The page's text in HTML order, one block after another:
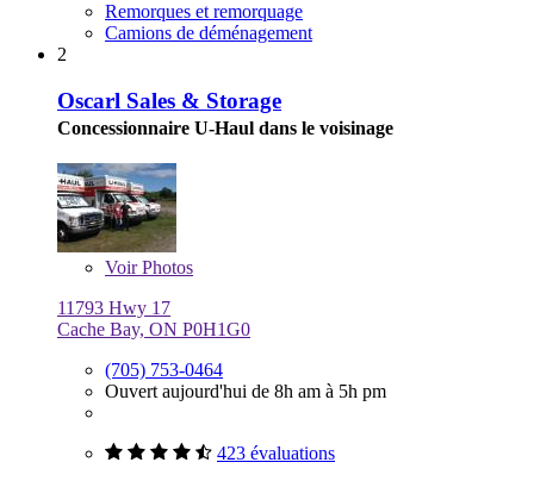
Remorques et remorquage
Camions de déménagement
2
Oscarl Sales & Storage
Concessionnaire U-Haul dans le voisinage
VoirPhotos
11793 Hwy 17
Cache Bay, ON P0H1G0
(705) 753-0464
Ouvert aujourd'hui de 8h am à 5h pm
423 évaluations